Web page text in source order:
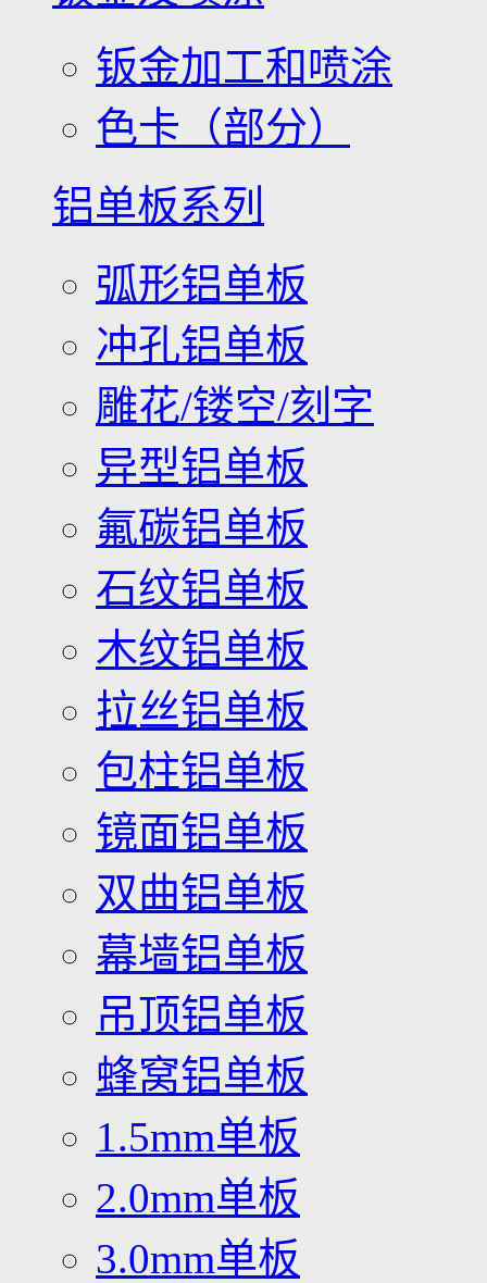
钣金加工和喷涂
色卡（部分）
铝单板系列
弧形铝单板
冲孔铝单板
雕花/镂空/刻字
异型铝单板
氟碳铝单板
石纹铝单板
木纹铝单板
拉丝铝单板
包柱铝单板
镜面铝单板
双曲铝单板
幕墙铝单板
吊顶铝单板
蜂窝铝单板
1.5mm单板
2.0mm单板
3.0mm单板